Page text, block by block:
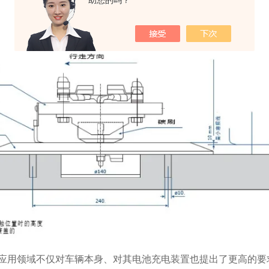
用领域不仅对车辆本身、对其电池充电装置也提出了更高的要